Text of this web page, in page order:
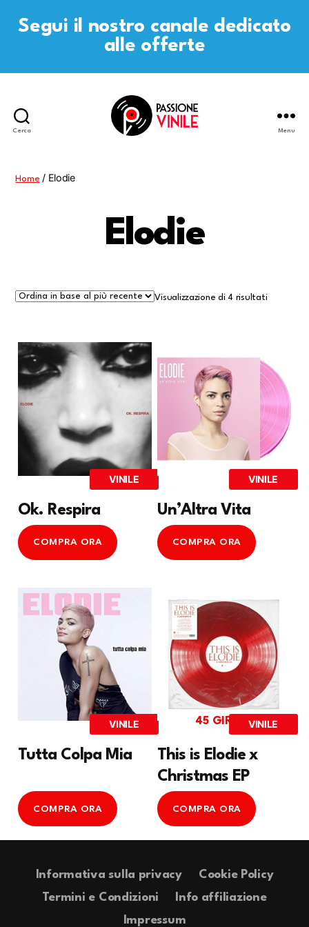
Segui il nostro canale dedicato
alle offerte
Cerca Menu
Home / Elodie
Elodie
Visualizzazione di 4 risultati
VINILE
Ok. Respira
COMPRA ORA
VINILE
Un’Altra Vita
COMPRA ORA
VINILE
Tutta Colpa Mia
COMPRA ORA
45 GIRI VINILE
This is Elodie x
Christmas EP
COMPRA ORA
Informativa sulla privacy
Cookie Policy
Termini e Condizioni
Info affiliazione
Impressum